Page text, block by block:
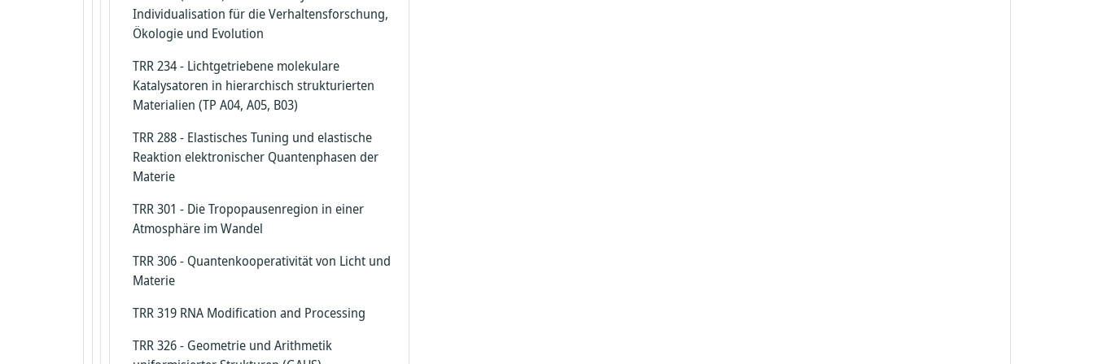
Individualisation für die Verhaltensforschung,
Ökologie und Evolution
TRR 234 - Lichtgetriebene molekulare
Katalysatoren in hierarchisch strukturierten
Materialien (TP A04, A05, B03)
TRR 288 - Elastisches Tuning und elastische
Reaktion elektronischer Quantenphasen der
Materie
TRR 301 - Die Tropopausenregion in einer
Atmosphäre im Wandel
TRR 306 - Quantenkooperativität von Licht und
Materie
TRR 319 RNA Modification and Processing
TRR 326 - Geometrie und Arithmetik